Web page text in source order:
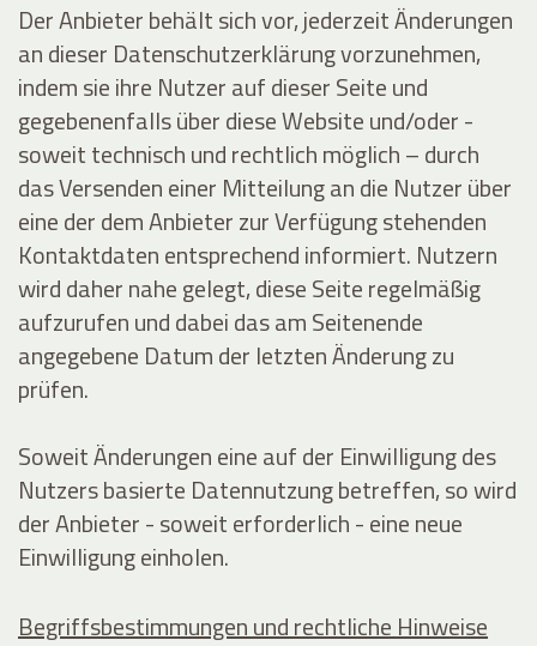
Der Anbieter behält sich vor, jederzeit Änderungen
an dieser Datenschutzerklärung vorzunehmen,
indem sie ihre Nutzer auf dieser Seite und
gegebenenfalls über diese Website und/oder -
soweit technisch und rechtlich möglich – durch
das Versenden einer Mitteilung an die Nutzer über
eine der dem Anbieter zur Verfügung stehenden
Kontaktdaten entsprechend informiert. Nutzern
wird daher nahe gelegt, diese Seite regelmäßig
aufzurufen und dabei das am Seitenende
angegebene Datum der letzten Änderung zu
prüfen.
Soweit Änderungen eine auf der Einwilligung des
Nutzers basierte Datennutzung betreffen, so wird
der Anbieter - soweit erforderlich - eine neue
Einwilligung einholen.
Begriffsbestimmungen und rechtliche Hinweise